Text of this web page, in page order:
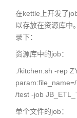
在kettle上开发了
以存放在资源库中
录下：
资源库中的job：
./kitchen.sh -rep
/test -job
单个文件的job：